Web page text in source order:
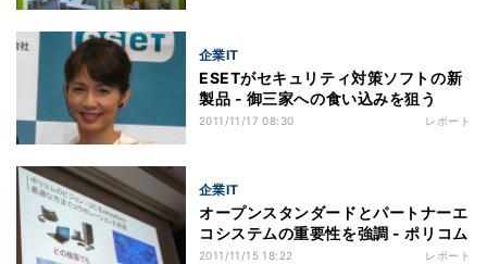
企業IT
ESETがセキュリティ対策ソフトの新
製品 - 御三家への食い込みを狙う
2011/11/17 08:30 レポート
企業IT
オープンスタンダードとパートナーエ
コシステムの重要性を強調 - ポリコム
2011/11/15 18:22 レポート